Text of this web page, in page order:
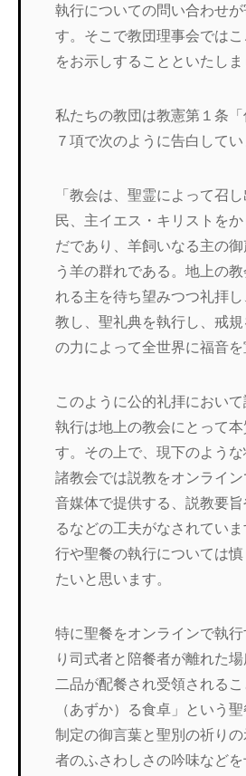
執行についての問い合わせが
す。そこで教団理事会では
をお示しすることといたしま
私たちの教団は教憲第１条
７項で次のように告白してい
「教会は、聖霊によって召
民、主イエス・キリストを
だであり、羊飼いなる主の
う羊の群れである。地上の
れる主を待ち望みつつ礼拝
教し、聖礼典を執行し、戒
の力によって全世界に福音を
このように公的礼拝におい
執行は地上の教会にとって
す。その上で、現下のような
諸教会では説教をオンライ
音媒体で提供する、説教要
るなどの工夫がなされてい
行や聖餐の執行については
たいと思います。
特に聖餐をオンラインで執行
り司式者と陪餐者が離れた
二品が配餐され受領される
（あずか）る食卓」という聖
制定の御言葉と聖別の祈り
者のふさわしさの吟味など